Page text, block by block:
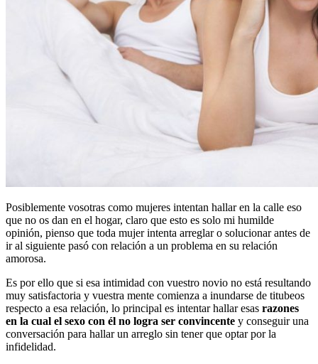
Posiblemente vosotras como mujeres intentan hallar en la calle eso
que no os dan en el hogar, claro que esto es solo mi humilde
opinión, pienso que toda mujer intenta arreglar o solucionar antes de
ir al siguiente pasó con relación a un problema en su relación
amorosa.
Es por ello que si esa intimidad con vuestro novio no está resultando
muy satisfactoria y vuestra mente comienza a inundarse de titubeos
respecto a esa relación, lo principal es intentar hallar esas razones
en la cual el sexo con él no logra ser convincente y conseguir una
conversación para hallar un arreglo sin tener que optar por la
infidelidad.